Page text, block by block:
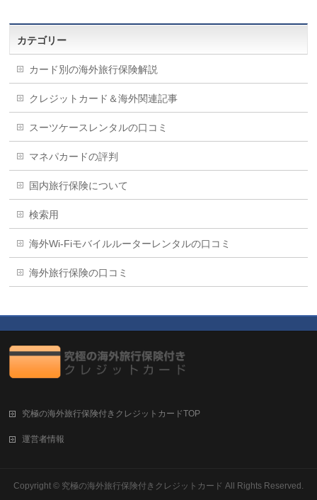
カテゴリー
カード別の海外旅行保険解説
クレジットカード＆海外関連記事
スーツケースレンタルの口コミ
マネパカードの評判
国内旅行保険について
検索用
海外Wi-Fiモバイルルーターレンタルの口コミ
海外旅行保険の口コミ
究極の海外旅行保険付きクレジットカードTOP
運営者情報
Copyright © 究極の海外旅行保険付きクレジットカード All Rights Reserved.